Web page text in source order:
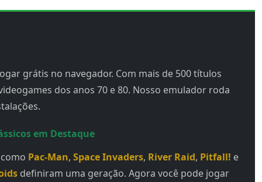
grátis no navegador. Com mais de 500 títulos
dos anos 70 e 80. Nosso emulador roda
em Destaque
Pac-Man, Space Invaders, River Raid, Pitfall! e
definiram uma geração. Agora você pode jogar